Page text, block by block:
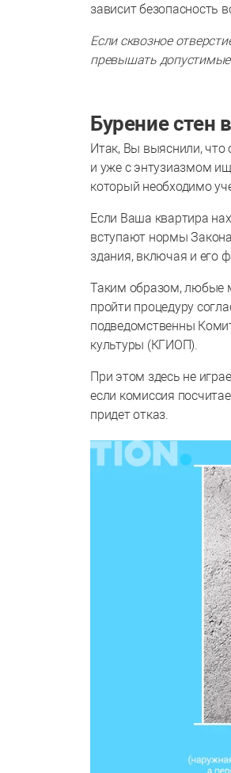
зависит безопасность
Если сквозное
превышать допустимые
Бурение стен
Итак, Вы выяснили, что
и уже с энтузиазмом
который необходимо
Если Ваша квартира
вступают нормы
здания, включая и его
Таким образом, любые
пройти процедуру
подведомственны
культуры (КГИОП).
При этом здесь не
если комиссия
придет отказ.